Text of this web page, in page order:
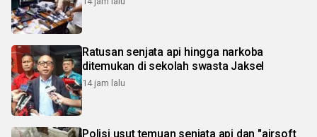
Ratusan senjata api hingga narkoba
ditemukan di sekolah swasta Jaksel
14 jam lalu
Polisi usut temuan senjata api dan "airsoft